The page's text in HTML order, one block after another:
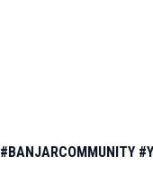
#BANJARCOMMUNITY